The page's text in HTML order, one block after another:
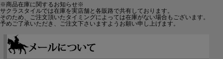
※商品在庫に関するお知らせ※
サクラスタイルでは在庫を実店舗と各販路で共有しております。
そのため、ご注文頂いたタイミングによっては在庫がない場合もございます。
予めご了承いただき、ご注文下さいますようお願い申し上げます。